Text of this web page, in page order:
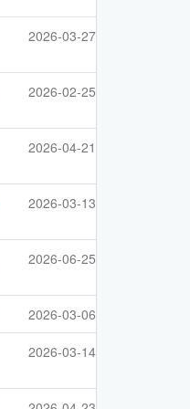
2026-03-27
2026-02-25
2026-04-21
2026-03-13
2026-06-25
2026-03-06
2026-03-14